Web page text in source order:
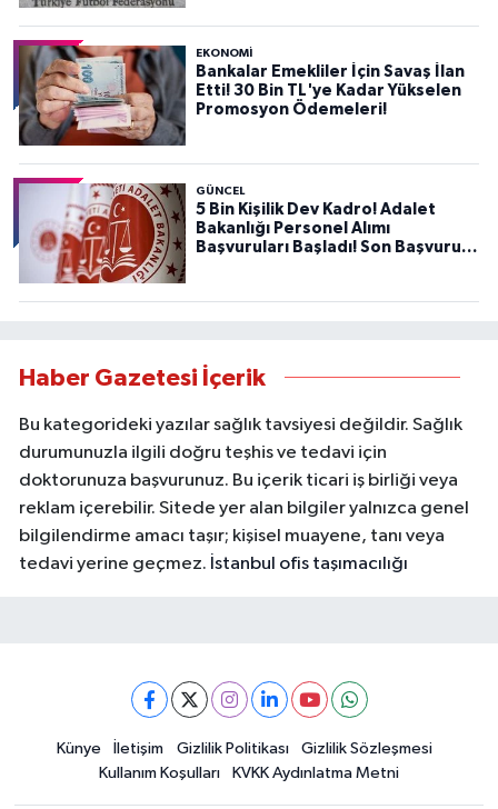
EKONOMİ
Bankalar Emekliler İçin Savaş İlan
Etti! 30 Bin TL'ye Kadar Yükselen
Promosyon Ödemeleri!
GÜNCEL
5 Bin Kişilik Dev Kadro! Adalet
Bakanlığı Personel Alımı
Başvuruları Başladı! Son Başvuru
Haber Gazetesi İçerik
Bu kategorideki yazılar sağlık tavsiyesi değildir. Sağlık
durumunuzla ilgili doğru teşhis ve tedavi için
doktorunuza başvurunuz. Bu içerik ticari iş birliği veya
reklam içerebilir. Sitede yer alan bilgiler yalnızca genel
bilgilendirme amacı taşır; kişisel muayene, tanı veya
tedavi yerine geçmez. İstanbul ofis taşımacılığı
Künye İletişim Gizlilik Politikası
Gizlilik Sözleşmesi
Kullanım Koşulları
KVKK Aydınlatma Metni